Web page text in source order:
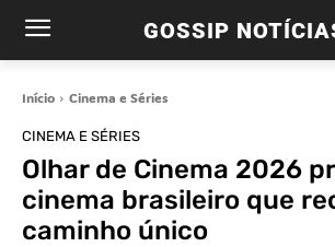
GOSSIP
Início Cinema e Séries
CINEMA E SÉRIES
Olhar de Cinema 2026
cinema brasileiro que
caminho único